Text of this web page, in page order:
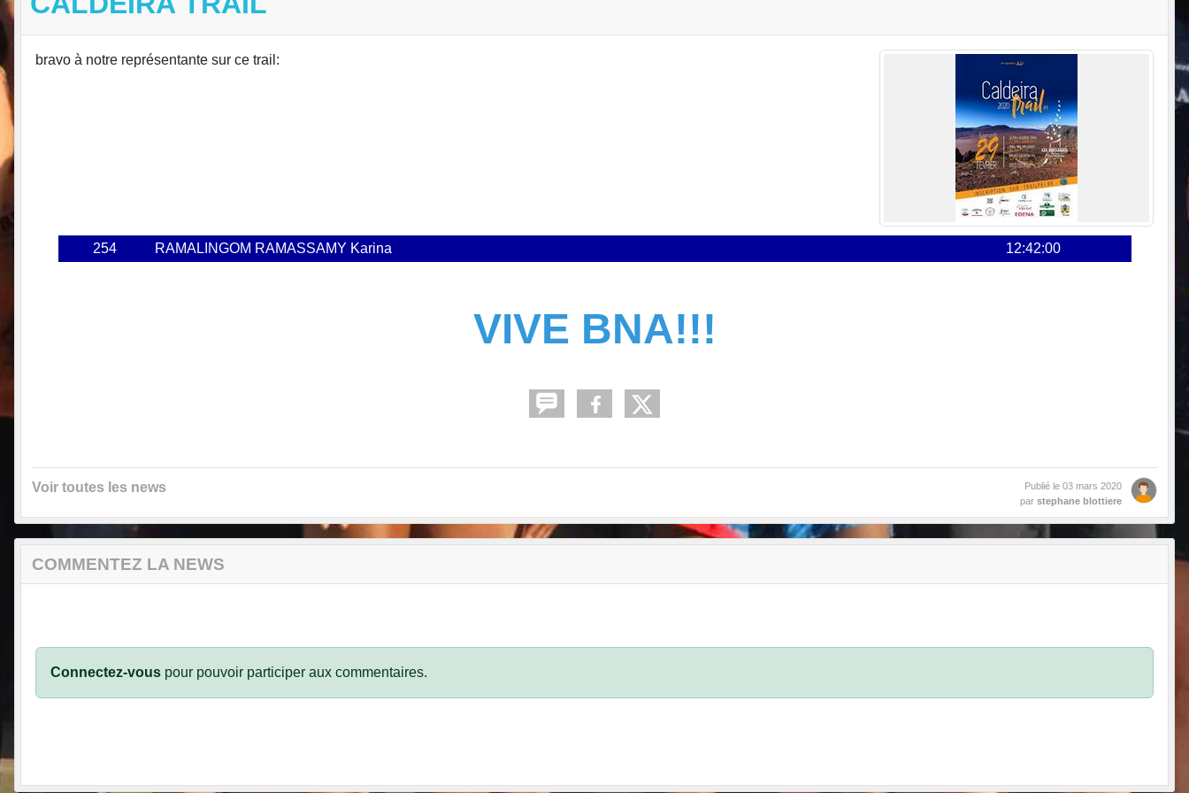
bravo à notre représentante sur ce trail:
254 RAMALINGOM RAMASSAMY Karina 12:42:00
VIVE BNA!!!
Voir toutes les news Publié le 03 mars 2020
par stephane blottiere
COMMENTEZ LA NEWS
Connectez-vous pour pouvoir participer aux commentaires.